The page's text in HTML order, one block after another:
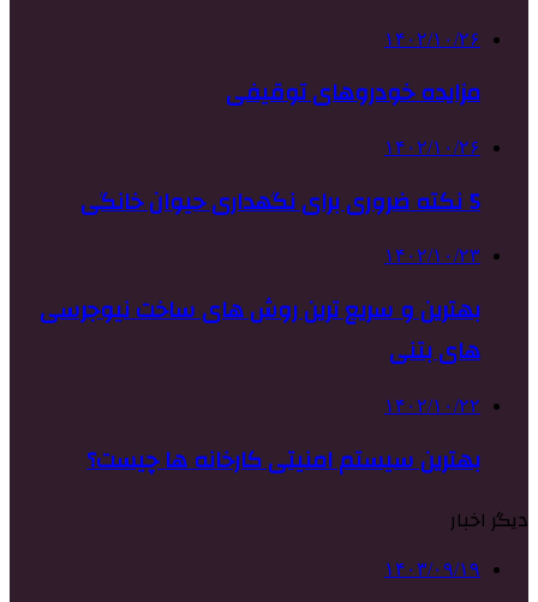
۱۴۰۲/۱۰/۲۶
مزایده خودروهای توقیفی
۱۴۰۲/۱۰/۲۶
5 نکته ضروری برای نگهداری حیوان خانگی
۱۴۰۲/۱۰/۲۳
بهترین و سریع ترین روش های ساخت نیوجرسی
های بتنی
۱۴۰۲/۱۰/۲۲
بهترین سیستم امنیتی کارخانه ها چیست؟
دیگر اخبار
۱۴۰۳/۰۹/۱۹